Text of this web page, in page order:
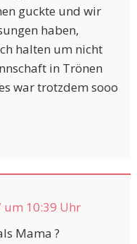
guckte und wir
haben,
halten um nicht
in Trönen
war trotzdem sooo
um 10:39 Uhr
Mama ?